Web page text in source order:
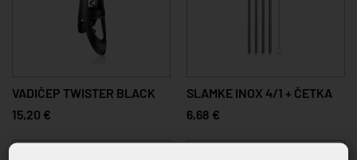
VADIČEP TWISTER BLACK
15,20 €
SLAMKE INOX 4/1 + ČETKA
6,68 €